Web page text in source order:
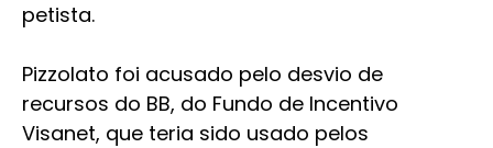
petista.
Pizzolato foi acusado pelo desvio de
recursos do BB, do Fundo de Incentivo
Visanet, que teria sido usado pelos